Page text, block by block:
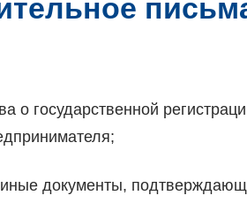
о государственной
документы,